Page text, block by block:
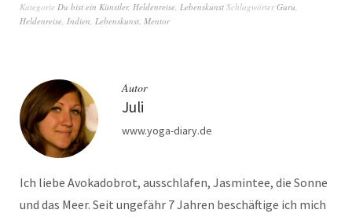
Kategorie Du bist ein Künstler, Heldenreise, Lebenskunst SchlagwörterGuru,
Heldenreise, Indien, Lebenskunst, Mentor
Autor
Juli
www.yoga-diary.de
Ich liebe Avokadobrot, ausschlafen, Jasmintee, die Sonne
und das Meer. Seit ungefähr 7 Jahren beschäftige ich mich